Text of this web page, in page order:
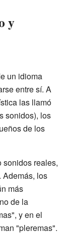
y
un idioma
entre sí. A
las llamó
sonidos), los
de los
sonidos reales,
Además, los
más
de la
y en el
"pleremas".